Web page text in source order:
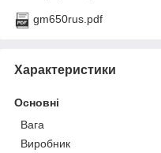
gm650rus.pdf
Характеристики
Основні
Вага
Виробник